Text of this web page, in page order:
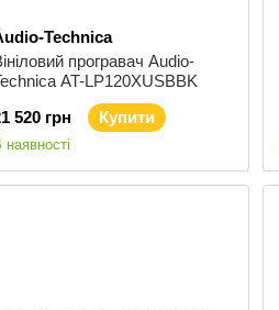
Technica
програвач Audio-
AT-LP120XUSBBK
520 грн
Купити
наявності